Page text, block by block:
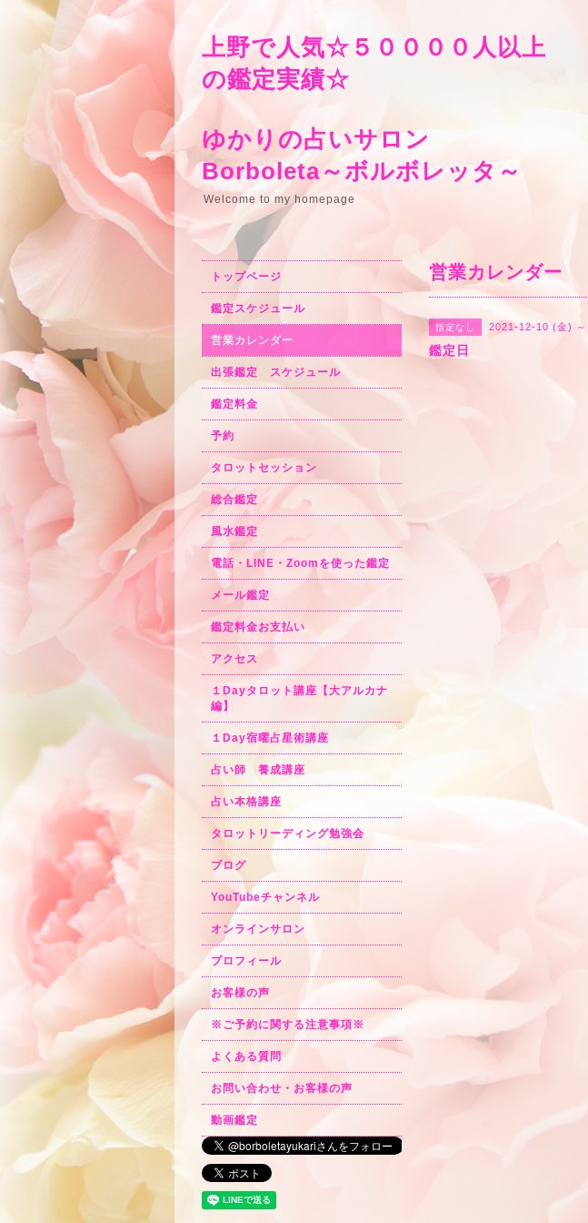
上野で人気☆５００００人以上
の鑑定実績☆
ゆかりの占いサロン
Borboleta～ボル
Welcome to my homepage
営業カレンダー
指定なし 2021-12-10 (金)
鑑定日
トップページ
鑑定スケジュール
営業カレンダー
出張鑑定 スケジュール
鑑定料金
予約
タロットセッション
総合鑑定
風水鑑定
電話・LINE・Zoomを使った鑑定
メール鑑定
鑑定料金お支払い
アクセス
１Dayタロット講座【大アルカナ
編】
１Day宿曜占星術講座
占い師 養成講座
占い本格講座
タロットリーディング勉強会
ブログ
YouTubeチャンネル
オンラインサロン
プロフィール
お客様の声
※ご予約に関する注意事項※
よくある質問
お問い合わせ・お客様の声
動画鑑定